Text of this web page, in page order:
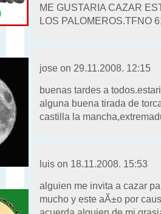
ME GUSTARIA CAZAR
LOS PALOMEROS.TFNO
jose on 29.11.2008. 12:15
buenas tardes a
alguna buena tirada de
castilla la
luis on 18.11.2008. 15:53
alguien me invita a cazar
mucho y este aÃ±o por